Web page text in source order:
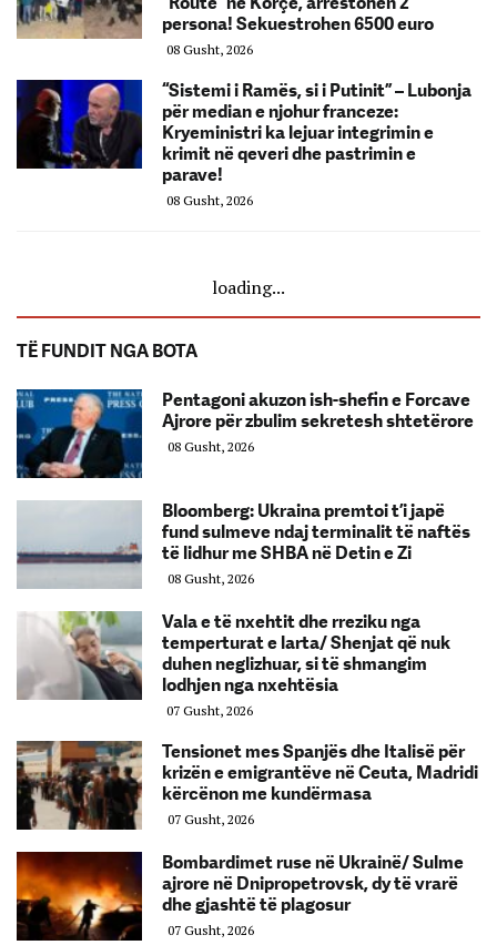
persona! Sekuestrohen 6500 euro
08 Gusht, 2026
“Sistemi i Ramës, si i Putinit” – Lubonja
për median e njohur franceze:
Kryeministri ka lejuar integrimin e
krimit në qeveri dhe pastrimin e
parave!
08 Gusht, 2026
loading...
TË FUNDIT NGA BOTA
Pentagoni akuzon ish-shefin e Forcave
Ajrore për zbulim sekretesh shtetërore
08 Gusht, 2026
Bloomberg: Ukraina premtoi t’i japë
fund sulmeve ndaj terminalit të naftës
të lidhur me SHBA në Detin e Zi
08 Gusht, 2026
Vala e të nxehtit dhe rreziku nga
temperturat e larta/ Shenjat që nuk
duhen neglizhuar, si të shmangim
lodhjen nga nxehtësia
07 Gusht, 2026
Tensionet mes Spanjës dhe Italisë për
krizën e emigrantëve në Ceuta, Madridi
kërcënon me kundërmasa
07 Gusht, 2026
Bombardimet ruse në Ukrainë/ Sulme
ajrore në Dnipropetrovsk, dy të vrarë
dhe gjashtë të plagosur
07 Gusht, 2026